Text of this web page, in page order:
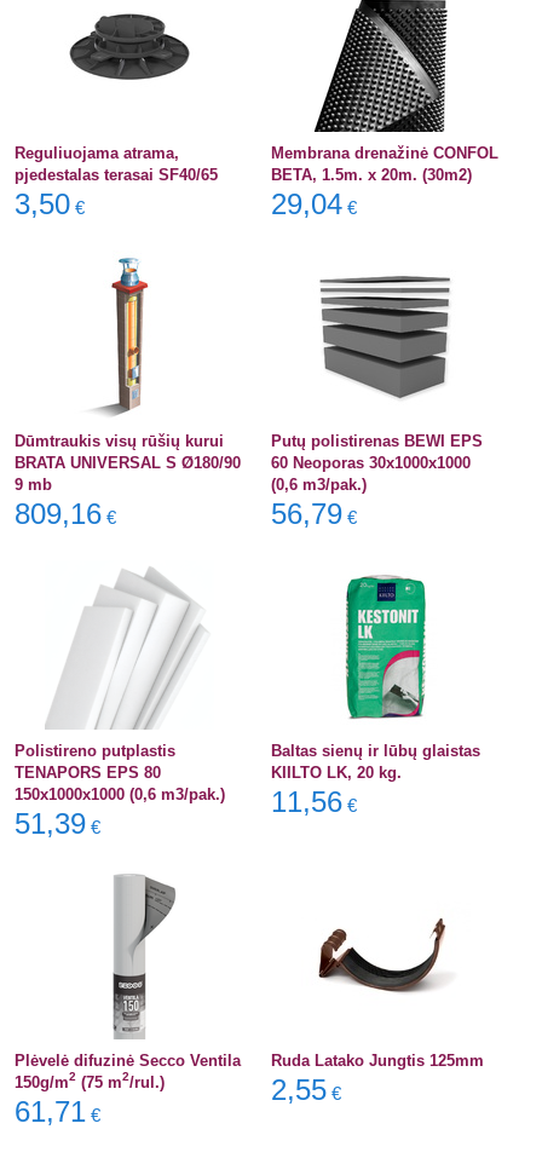
Reguliuojama atrama,
pjedestalas terasai SF40/65
3,50 €
Membrana drenažinė CONFOL
BETA, 1.5m. x 20m. (30m2)
29,04 €
Dūmtraukis visų rūšių kurui
BRATA UNIVERSAL S Ø180/90
9 mb
809,16 €
Putų polistirenas BEWI EPS
60 Neoporas 30x1000x1000
(0,6 m3/pak.)
56,79 €
Polistireno putplastis
TENAPORS EPS 80
150x1000x1000 (0,6 m3/pak.)
51,39 €
Baltas sienų ir lūbų glaistas
KIILTO LK, 20 kg.
11,56 €
Plėvelė difuzinė Secco Ventila
150g/m2 (75 m2/rul.)
61,71 €
Ruda Latako Jungtis 125mm
2,55 €